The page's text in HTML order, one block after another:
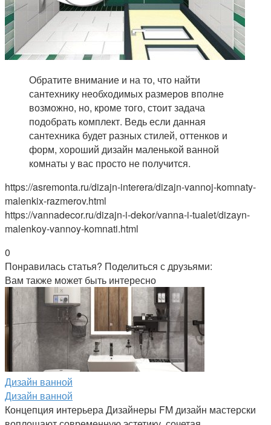
Обратите внимание и на то, что найти
сантехнику необходимых размеров вполне
возможно, но, кроме того, стоит задача
подобрать комплект. Ведь если данная
сантехника будет разных стилей, оттенков и
форм, хороший дизайн маленькой ванной
комнаты у вас просто не получится.
https://asremonta.ru/dizajn-interera/dizajn-vannoj-komnaty-
malenkix-razmerov.html
https://vannadecor.ru/dizajn-i-dekor/vanna-i-tualet/dizayn-
malenkoy-vannoy-komnati.html
0
Понравилась статья? Поделиться с друзьями:
Вам также может быть интересно
Дизайн ванной
Дизайн ванной
Концепция интерьера Дизайнеры FM дизайн мастерски